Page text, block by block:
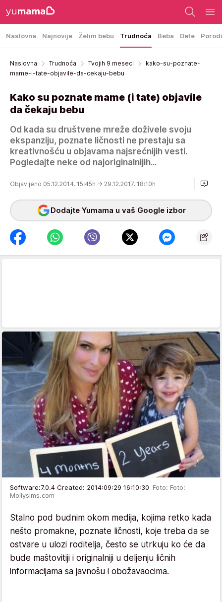
Naslovna Najnovije Želim bebu Trudnoća Beba Dete
Naslovna Trudnoća Tvojih 9 meseci
kako-su-poznate-
mame-i-tate-objavile-da-cekaju-bebu
Kako su poznate mame (i tate) objavile
da čekaju bebu
Od kada su društvene mreže doživele svoju
ekspanziju, poznate ličnosti ne prestaju sa
kreativnošću u objavama najsrećnijih vesti.
Pogledajte neke od najoriginalnijih...
Objavljeno 05.12.2014. 15:45h → 29.12.2017. 18:10h
Dodajte Yumama u vaš Google izbor
Software:7.0.4 Created: 2014:09:29 16:10:30 Foto: Foto:
Mollysims.com
Stalno pod budnim okom medija, kojima retko kada
nešto promakne, poznate ličnosti, koje treba da se
ostvare u ulozi roditelja, često se utrkuju ko će da
bude maštovitiji i originalniji u deljenju ličnih
informacijama sa javnošu i obožavaocima.